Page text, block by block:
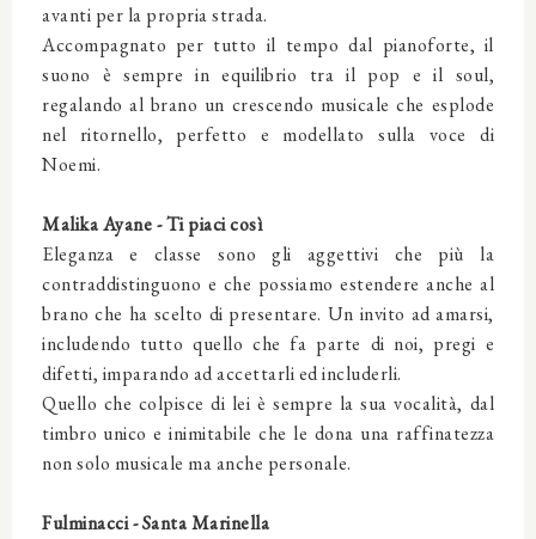
avanti per la propria strada.
Accompagnato per tutto il tempo dal pianoforte, il
suono è sempre in equilibrio tra il pop e il soul,
regalando al brano un crescendo musicale che esplode
nel ritornello, perfetto e modellato sulla voce di
Noemi.
Malika Ayane - Ti piaci così
Eleganza e classe sono gli aggettivi che più la
contraddistinguono e che possiamo estendere anche al
brano che ha scelto di presentare. Un invito ad amarsi,
includendo tutto quello che fa parte di noi, pregi e
difetti, imparando ad accettarli ed includerli.
Quello che colpisce di lei è sempre la sua vocalità, dal
timbro unico e inimitabile che le dona una raffinatezza
non solo musicale ma anche personale.
Fulminacci - Santa Marinella